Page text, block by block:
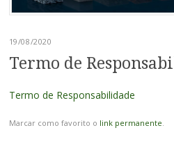
19/08/2020
Termo de
Termo de Responsabilidade
Marcar como favorito o link permanente